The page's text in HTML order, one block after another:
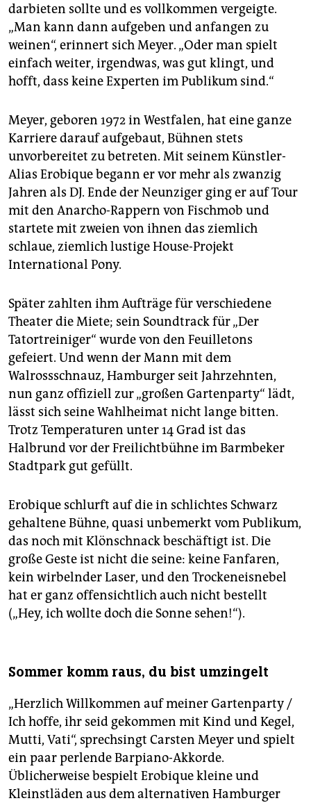
genossenschaft
epaper login
darbieten sollte und es vollkommen vergeigte.
„Man kann dann aufgeben und anfangen zu
weinen“, erinnert sich Meyer. „Oder man spielt
einfach weiter, irgendwas, was gut klingt, und
hofft, dass keine Experten im Publikum sind.“
Meyer, geboren 1972 in Westfalen, hat eine ganze
Karriere darauf aufgebaut, Bühnen stets
unvorbereitet zu betreten. Mit seinem Künstler-
Alias Erobique begann er vor mehr als zwanzig
Jahren als DJ. Ende der Neunziger ging er auf Tour
mit den Anar­cho-Rappern von Fischmob und
startete mit zweien von ihnen das ziemlich
schlaue, ziemlich lustige House-Projekt
International Pony.
Später zahlten ihm Aufträge für verschiedene
Theater die Miete; sein Soundtrack für „Der
Tatortreiniger“ wurde von den Feuilletons
gefeiert. Und wenn der Mann mit dem
Walrossschnauz, Hamburger seit Jahrzehnten,
nun ganz offiziell zur „großen Gartenparty“ lädt,
lässt sich seine Wahlheimat nicht lange bitten.
Trotz Temperaturen unter 14 Grad ist das
Halbrund vor der Freilichtbühne im Barmbeker
Stadtpark gut gefüllt.
Erobique schlurft auf die in schlichtes Schwarz
gehaltene Bühne, quasi unbemerkt vom Publikum,
das noch mit Klönschnack beschäftigt ist. Die
große Geste ist nicht die seine: keine Fanfaren,
kein wirbelnder Laser, und den Trockeneisnebel
hat er ganz offensichtlich auch nicht bestellt
(„Hey, ich wollte doch die Sonne sehen!“).
Sommer komm raus, du bist umzingelt
„Herzlich Willkommen auf meiner Gartenparty /
Ich hoffe, ihr seid gekommen mit Kind und Kegel,
Mutti, Vati“, sprechsingt Carsten Meyer und spielt
ein paar perlende Barpiano-Akkorde.
Üblicherweise bespielt Erobique kleine und
Kleinst­läden aus dem alternativen Hamburger